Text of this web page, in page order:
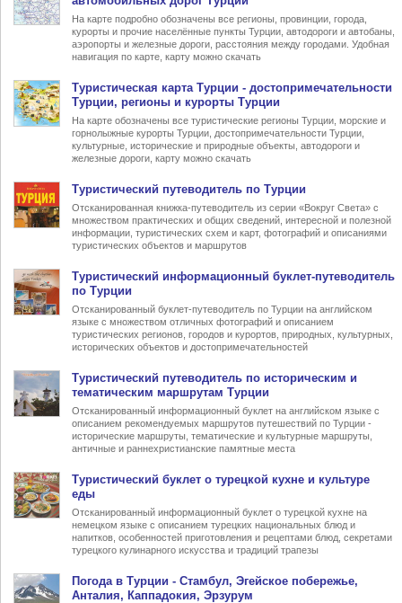
На карте подробно обозначены все регионы, провинции, города,
курорты и прочие населённые пункты Турции, автодороги и автобаны,
аэропорты и железные дороги, расстояния между городами. Удобная
навигация по карте, карту можно скачать
Туристическая карта Турции - достопримечательности
Турции, регионы и курорты Турции
На карте обозначены все туристические регионы Турции, морские и
горнолыжные курорты Турции, достопримечательности Турции,
культурные, исторические и природные объекты, автодороги и
железные дороги, карту можно скачать
Туристический путеводитель по Турции
Отсканированная книжка-путеводитель из серии «Вокруг Света» с
множеством практических и общих сведений, интересной и полезной
информации, туристических схем и карт, фотографий и описаниями
туристических объектов и маршрутов
Туристический информационный буклет-путеводитель
по Турции
Отсканированный буклет-путеводитель по Турции на английском
языке с множеством отличных фотографий и описанием
туристических регионов, городов и курортов, природных, культурных,
исторических объектов и достопримечательностей
Туристический путеводитель по историческим и
тематическим маршрутам Турции
Отсканированный информационный буклет на английском языке с
описанием рекомендуемых маршрутов путешествий по Турции -
исторические маршруты, тематические и культурные маршруты,
античные и раннехристианские памятные места
Туристический буклет о турецкой кухнеи культуре
еды
Отсканированный информационный буклет о турецкой кухне на
немецком языке с описанием турецких национальных блюд и
напитков, особенностей приготовления и рецептами блюд, секретами
турецкого кулинарного искусства и традиций трапезы
Погода в Турции - Стамбул, Эгейское побережье,
Анталия, Каппадокия, Эрзурум